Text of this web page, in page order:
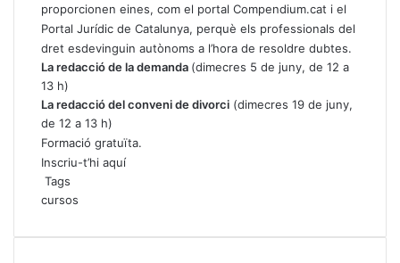
proporcionen eines, com el portal Compendium.cat i el
Portal Jurídic de Catalunya, perquè els professionals del
dret esdevinguin autònoms a l’hora de resoldre dubtes.
La redacció de la demanda (dimecres 5 de juny, de 12 a
13 h)
La redacció del conveni de divorci (dimecres 19 de juny,
de 12 a 13 h)
Formació gratuïta.
Inscriu-t’hi aquí
Tags
cursos